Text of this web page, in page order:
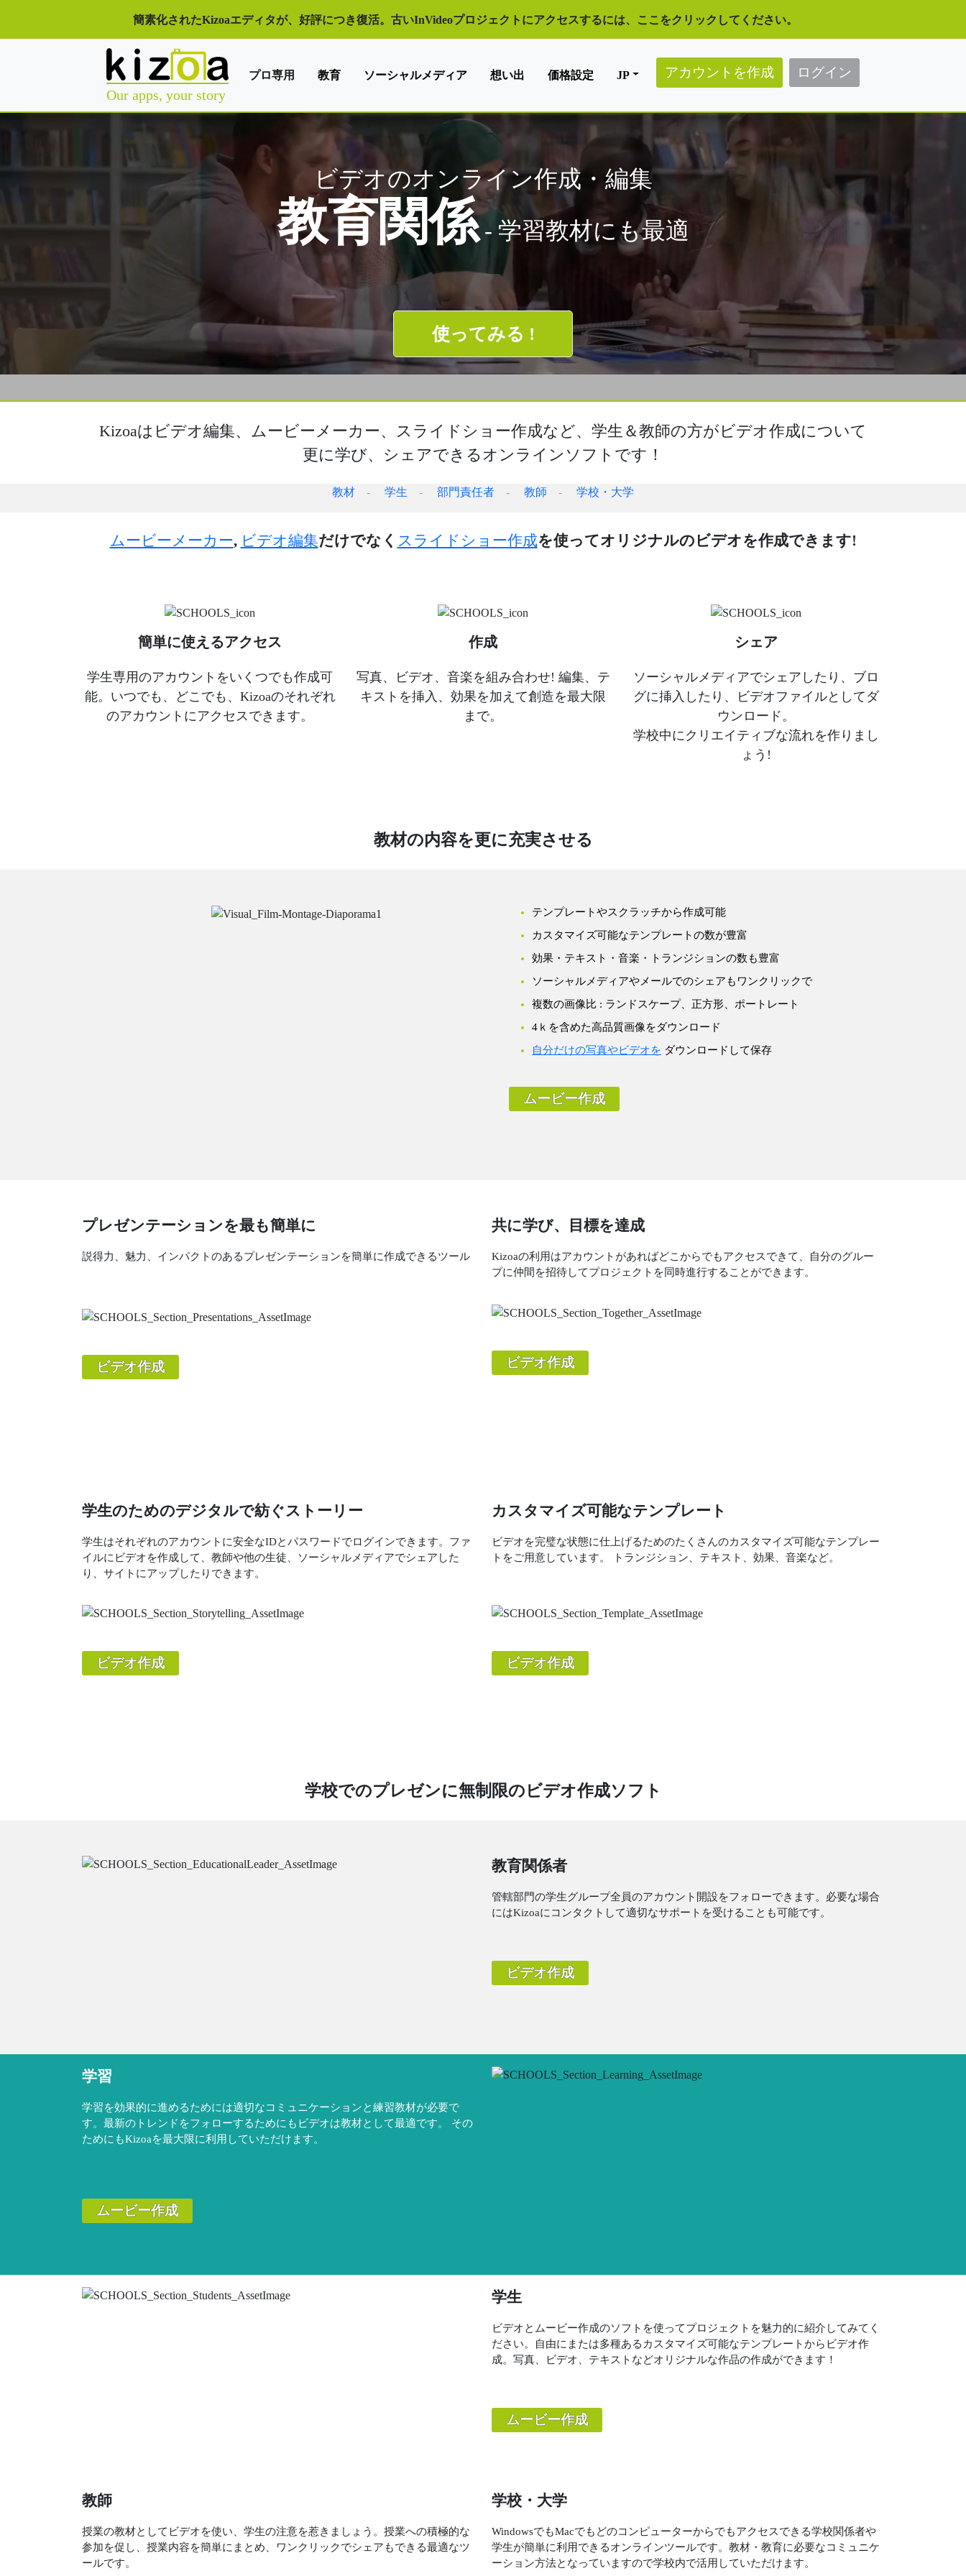
簡素化されたKizoaエディタが、好評につき復活。古いInVideoプロジェクトにアクセスするには、ここをクリックしてください。
Our apps, your story
プロ専用 教育 ソーシャルメディア 想い出 価格設定 JP アカウントを作成 ログイン
使ってみる !
ビデオのオンライン作成・編集
教育関係- 学習教材にも最適
Kizoaはビデオ編集、ムービーメーカー、スライドショー作成など、学生＆教師の方がビデオ作成について
更に学び、シェアできるオンラインソフトです！
教材 - 学生 - 部門責任者 - 教師 - 学校・大学
ムービーメーカー, ビデオ編集だけでなく スライドショー作成を使ってオリジナルのビデオを作成できます!
簡単に使えるアクセス
学生専用のアカウントをいくつでも作成可
能。いつでも、どこでも、Kizoaのそれぞれ
のアカウントにアクセスできます。
作成
写真、ビデオ、音楽を組み合わせ! 編集、テ
キストを挿入、効果を加えて創造を最大限
まで。
シェア
ソーシャルメディアでシェアしたり、ブロ
グに挿入したり、ビデオファイルとしてダ
ウンロード。
学校中にクリエイティブな流れを作りまし
ょう!
教材の内容を更に充実させる
テンプレートやスクラッチから作成可能
カスタマイズ可能なテンプレートの数が豊富
効果・テキスト・音楽・トランジションの数も豊富
ソーシャルメディアやメールでのシェアもワンクリックで
複数の画像比 : ランドスケープ、正方形、ポートレート
4ｋを含めた高品質画像をダウンロード
自分だけの写真やビデオを ダウンロードして保存
ムービー作成
プレゼンテーションを最も簡単に
説得力、魅力、インパクトのあるプレゼンテーションを簡単に作成できるツール
ビデオ作成
共に学び、目標を達成
Kizoaの利用はアカウントがあればどこからでもアクセスできて、自分のグルー
プに仲間を招待してプロジェクトを同時進行することができます。
ビデオ作成
学生のためのデジタルで紡ぐストーリー
学生はそれぞれのアカウントに安全なIDとパスワードでログインできます。ファ
イルにビデオを作成して、教師や他の生徒、ソーシャルメディアでシェアした
り、サイトにアップしたりできます。
ビデオ作成
カスタマイズ可能なテンプレート
ビデオを完璧な状態に仕上げるためのたくさんのカスタマイズ可能なテンプレー
トをご用意しています。 トランジション、テキスト、効果、音楽など。
ビデオ作成
学校でのプレゼンに無制限のビデオ作成ソフト
教育関係者
管轄部門の学生グループ全員のアカウント開設をフォローできます。必要な場合
にはKizoaにコンタクトして適切なサポートを受けることも可能です。
ビデオ作成
学習
学習を効果的に進めるためには適切なコミュニケーションと練習教材が必要で
す。最新のトレンドをフォローするためにもビデオは教材として最適です。 その
ためにもKizoaを最大限に利用していただけます。
ムービー作成
学生
ビデオとムービー作成のソフトを使ってプロジェクトを魅力的に紹介してみてく
ださい。自由にまたは多種あるカスタマイズ可能なテンプレートからビデオ作
成。写真、ビデオ、テキストなどオリジナルな作品の作成ができます！
ムービー作成
教師
授業の教材としてビデオを使い、学生の注意を惹きましょう。授業への積極的な
参加を促し、授業内容を簡単にまとめ、ワンクリックでシェアもできる最適なツ
ールです。
学校・大学
WindowsでもMacでもどのコンピューターからでもアクセスできる学校関係者や
学生が簡単に利用できるオンラインツールです。教材・教育に必要なコミュニケ
ーション方法となっていますので学校内で活用していただけます。